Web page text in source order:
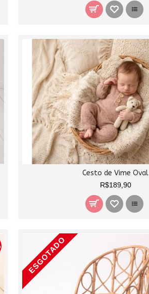
Cesto de Vime Oval
R$189,90
ESGOTADO